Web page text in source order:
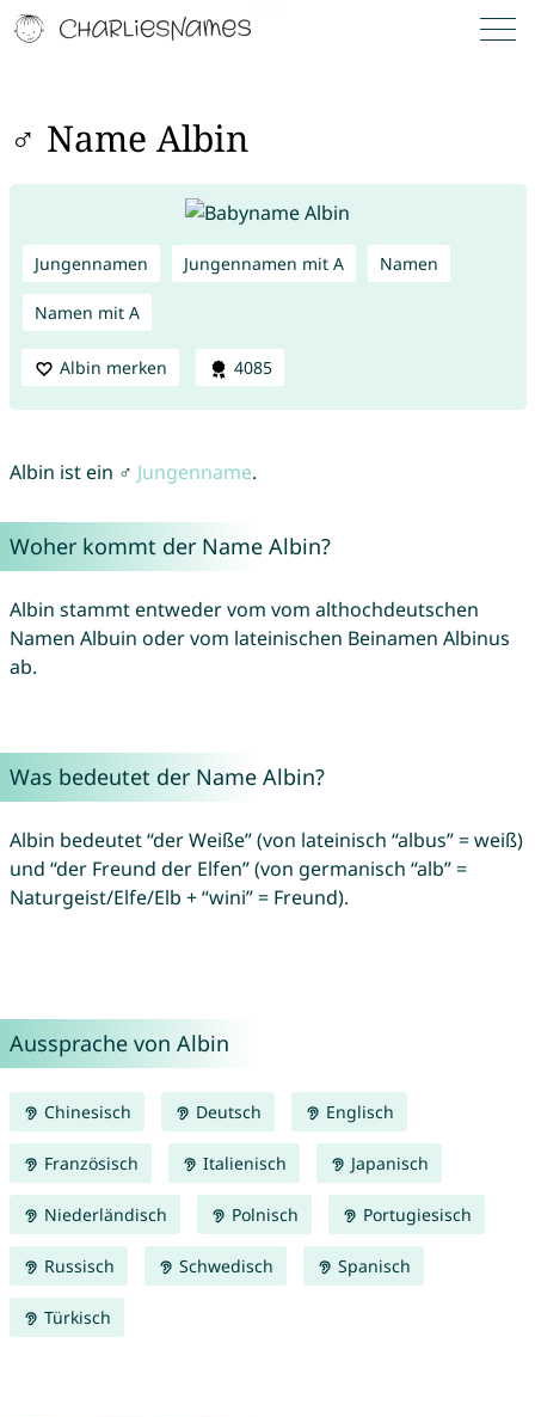
♂ Name Albin
Jungennamen Jungennamen mit A Namen
Namen mit A
Albin merken 4085
Albin ist ein ♂ Jungenname.
Woher kommt der Name Albin?
Albin stammt entweder vom vom althochdeutschen
Namen Albuin oder vom lateinischen Beinamen Albinus
ab.
Was bedeutet der Name Albin?
Albin bedeutet “der Weiße” (von lateinisch “albus” = weiß)
und “der Freund der Elfen” (von germanisch “alb” =
Naturgeist/Elfe/Elb + “wini” = Freund).
Aussprache von Albin
Chinesisch Deutsch Englisch
Französisch Italienisch Japanisch
Niederländisch Polnisch Portugiesisch
Russisch Schwedisch Spanisch
Türkisch